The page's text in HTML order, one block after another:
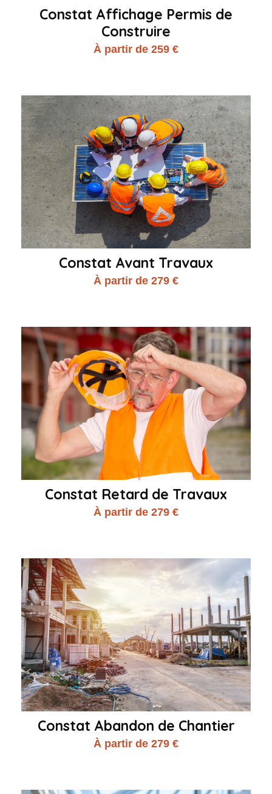
Constat Affichage Permis de
Construire
À partir de 259 €
Constat Avant Travaux
À partir de 279 €
Constat Retard de Travaux
À partir de 279 €
Constat Abandon de Chantier
À partir de 279 €